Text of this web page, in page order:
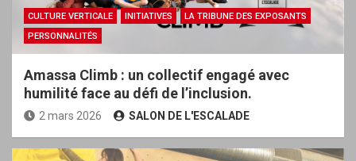
CULTURE VERTICALE INITIATIVES
LA TRIBUNE DES EXPOSANTS
PERSONNALITÉS
Amassa Climb : un collectif engagé avec
humilité face au défi de l’inclusion.
2 mars 2026 SALON DE L'ESCALADE